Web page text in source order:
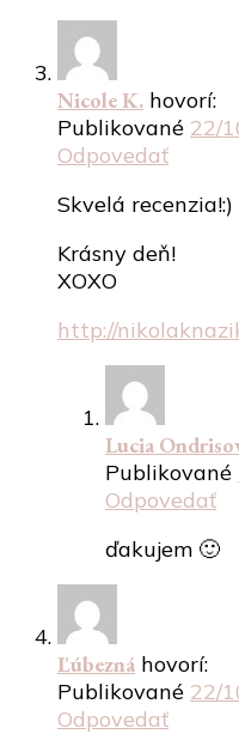
Nicole K. hovorí:
Publikované 22/
Odpovedať
Skvelá
Krásny deň!
XOXO
http://
Lucia
Publikované
Odpovedať
ďakujem 🙂
Ľúbezná hovorí:
Publikované 22/
Odpovedať